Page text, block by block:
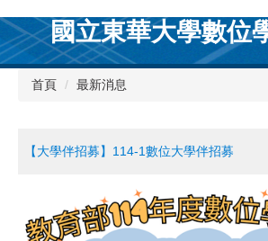
到
主
要
國立東華大學數位
首頁 最新消息
【大學伴招募】114-1數位大學伴招募